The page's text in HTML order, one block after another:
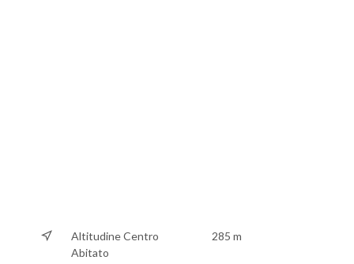
Altitudine Centro
Abitato
285 m